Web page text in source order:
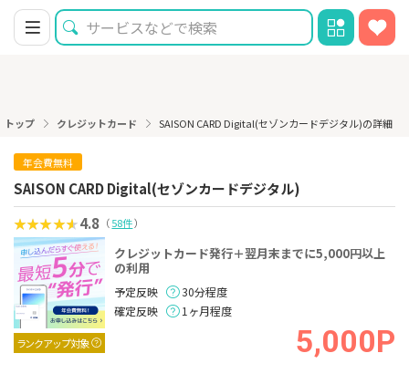
トップ クレジットカード SAISON CARD Digital(セゾンカードデジタル)の詳細
年会費無料
SAISON CARD Digital(セゾンカードデジタル)
4.8 （58件）
ランクアップ対象
クレジットカード発行＋翌月末までに5,000円以上
の利用
予定反映
30分程度
確定反映
1ヶ月程度
5,000P